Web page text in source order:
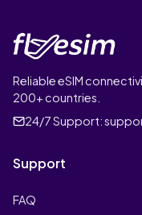
Reliable eSIM
200+ countries.
24/7 Support:
Support
FAQ